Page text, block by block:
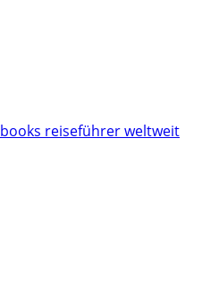
reiseführer weltweit